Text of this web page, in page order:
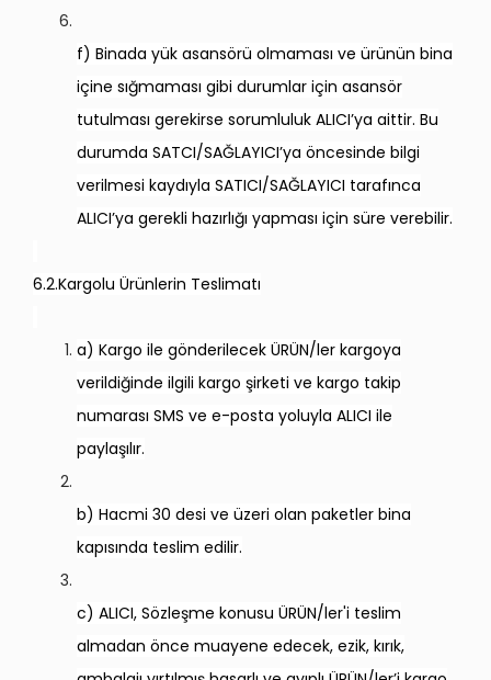
f) Binada yük asansörü olmaması ve ürünün bina
içine sığmaması gibi durumlar için asansör
tutulması gerekirse sorumluluk ALICI’ya aittir. Bu
durumda SATCI/SAĞLAYICI’ya öncesinde bilgi
verilmesi kaydıyla SATICI/SAĞLAYICI tarafınca
ALICI’ya gerekli hazırlığı yapması için süre verebilir.
6.2.Kargolu Ürünlerin Teslimatı
a) Kargo ile gönderilecek ÜRÜN/ler kargoya
verildiğinde ilgili kargo şirketi ve kargo takip
numarası SMS ve e-posta yoluyla ALICI ile
paylaşılır.
b) Hacmi 30 desi ve üzeri olan paketler bina
kapısında teslim edilir.
c) ALICI, Sözleşme konusu ÜRÜN/ler'i teslim
almadan önce muayene edecek, ezik, kırık,